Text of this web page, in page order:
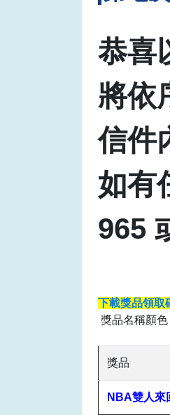
恭喜
將依
信件
如有
965
下載獎品領取
獎品名稱顏色
獎品
NBA雙人來